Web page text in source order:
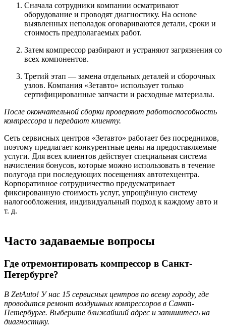
Сначала сотрудники компании осматривают
оборудование и проводят диагностику. На основе
выявленных неполадок оговариваются детали, сроки и
стоимость предполагаемых работ.
Затем компрессор разбирают и устраняют загрязнения со
всех компонентов.
Третий этап — замена отдельных деталей и сборочных
узлов. Компания «Зетавто» использует только
сертифицированные запчасти и расходные материалы.
После окончательной сборки проверяют работоспособность
компрессора и передают клиенту.
Сеть сервисных центров «Зетавто» работает без посредников,
поэтому предлагает конкурентные цены на предоставляемые
услуги. Для всех клиентов действует специальная система
начисления бонусов, которые можно использовать в течение
полугода при последующих посещениях автотехцентра.
Корпоративное сотрудничество предусматривает
фиксированную стоимость услуг, упрощённую систему
налогообложения, индивидуальный подход к каждому авто и
т. д.
Часто задаваемые вопросы
Где отремонтировать компрессор в Санкт-
Петербурге?
В ZetAuto! У нас 15 сервисных центров по всему городу, где
проводится ремонт воздушных компрессоров в Санкт-
Петербурге. Выберите ближайший адрес и запишитесь на
диагностику.